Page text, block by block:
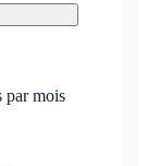
par mois